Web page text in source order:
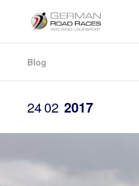
Blog
2402 2017